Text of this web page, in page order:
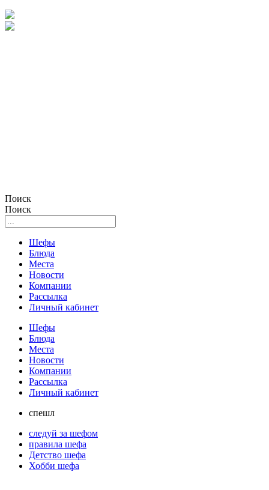
Поиск
Поиск
Шефы
Блюда
Места
Новости
Компании
Рассылка
Личный кабинет
Шефы
Блюда
Места
Новости
Компании
Рассылка
Личный кабинет
спешл
следуй за шефом
правила шефа
Детство шефа
Хобби шефа